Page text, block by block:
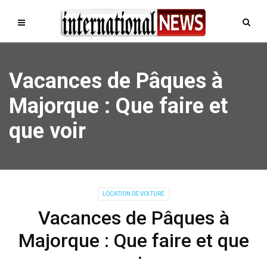
Vacances de Pâques à
Majorque : Que faire et
que voir
LOCATION DE VOITURE
Vacances de Pâques à
Majorque : Que faire et que